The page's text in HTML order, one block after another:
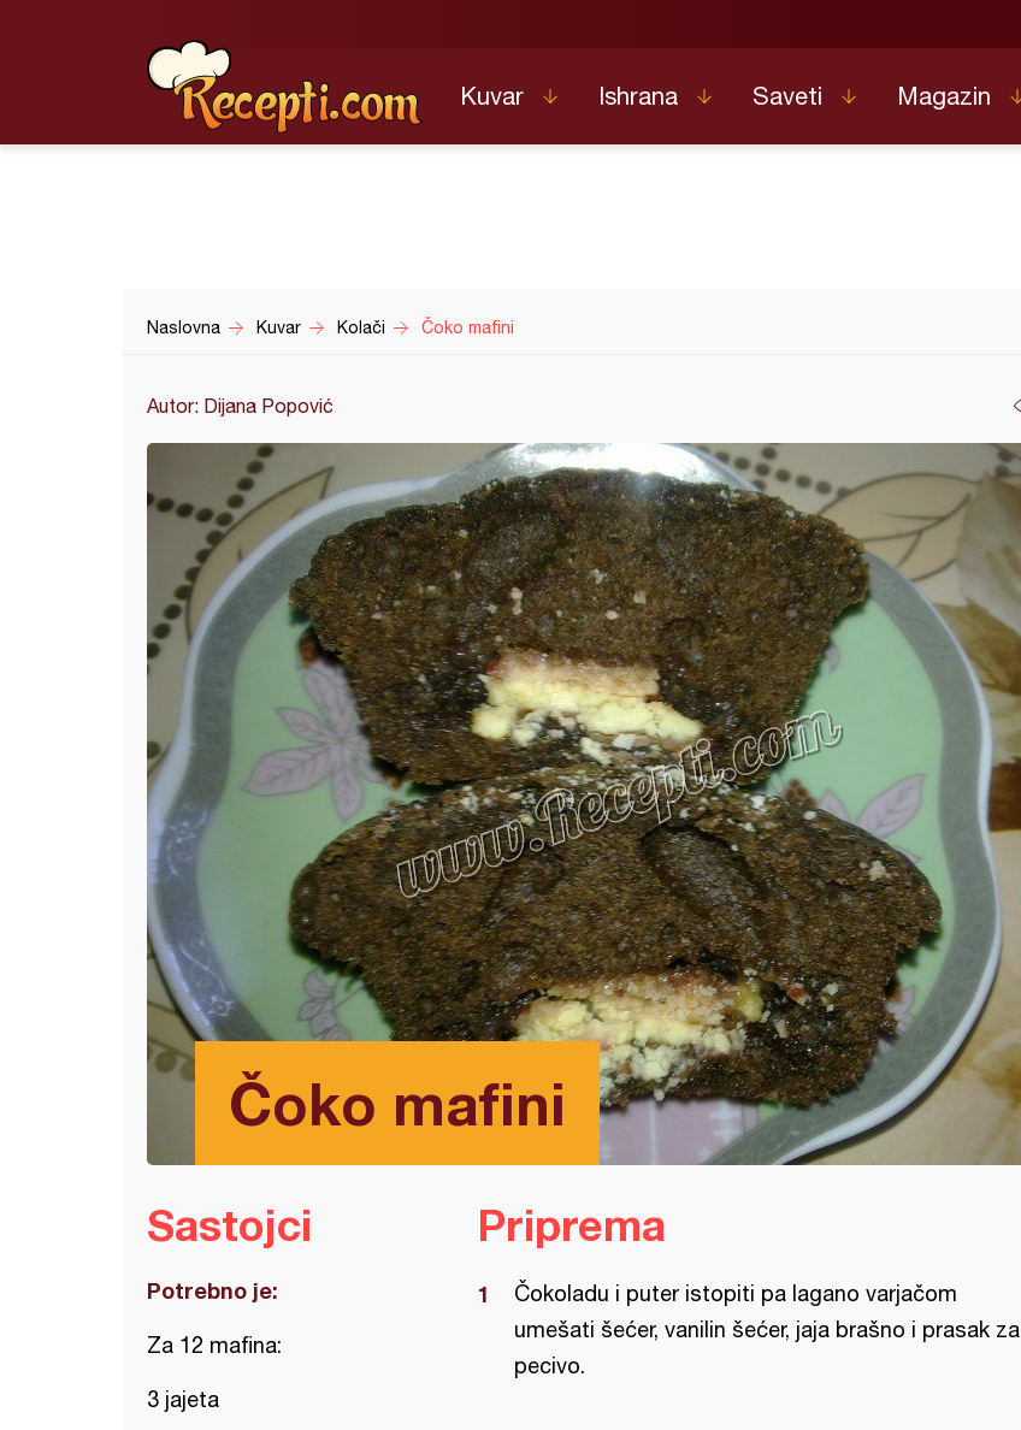
Kuvar Ishrana Saveti Magazin
Naslovna Kuvar Kolači Čoko mafini
Autor: Dijana Popović
Čoko mafini
Sastojci
Potrebno je:
Za 12 mafina:
3 jajeta
Priprema
Čokoladu i puter istopiti pa lagano varjačom
umešati šećer, vanilin šećer, jaja brašno i prasak za
pecivo.